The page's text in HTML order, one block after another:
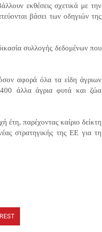
εκθέσεις σχετικά με την
βάσει των οδηγιών της
συλλογής δεδομένων που
αφορά όλα τα είδη άγριων
άλλα άγρια φυτά και ζώα
έτη, παρέχοντας καίριο δείκτη
στρατηγικής της ΕΕ για τη